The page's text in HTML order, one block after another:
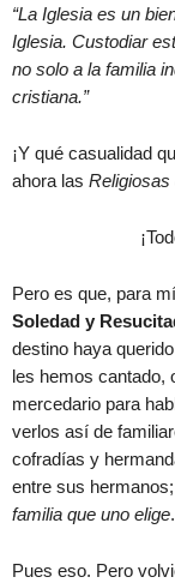
“La Iglesia es un
Iglesia. Custodiar
no solo a la familia
cristiana.”
¡Y qué casualidad
ahora las Religiosas
Pero es que, para
Soledad y
destino haya
les hemos cantado,
mercedario para
verlos así de
cofradías y
entre sus
familia que uno elige.
Pues eso. Pero